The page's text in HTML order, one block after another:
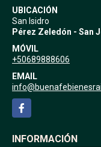
UBICACIÓN
San Isidro
Pérez Zeledón - San
MÓVIL
+50689888606
EMAIL
Facebook
INFORMACIÓN